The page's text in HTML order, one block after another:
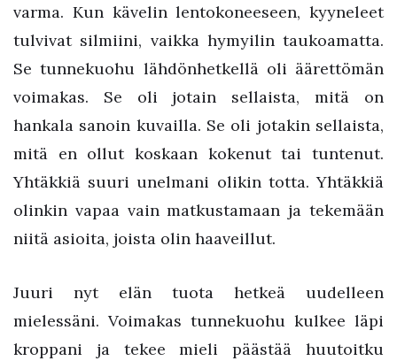
varma. Kun kävelin lentokoneeseen, kyyneleet
tulvivat silmiini, vaikka hymyilin taukoamatta.
Se tunnekuohu lähdönhetkellä oli äärettömän
voimakas. Se oli jotain sellaista, mitä on
hankala sanoin kuvailla. Se oli jotakin sellaista,
mitä en ollut koskaan kokenut tai tuntenut.
Yhtäkkiä suuri unelmani olikin totta. Yhtäkkiä
olinkin vapaa vain matkustamaan ja tekemään
niitä asioita, joista olin haaveillut.
Juuri nyt elän tuota hetkeä uudelleen
mielessäni. Voimakas tunnekuohu kulkee läpi
kroppani ja tekee mieli päästää huutoitku